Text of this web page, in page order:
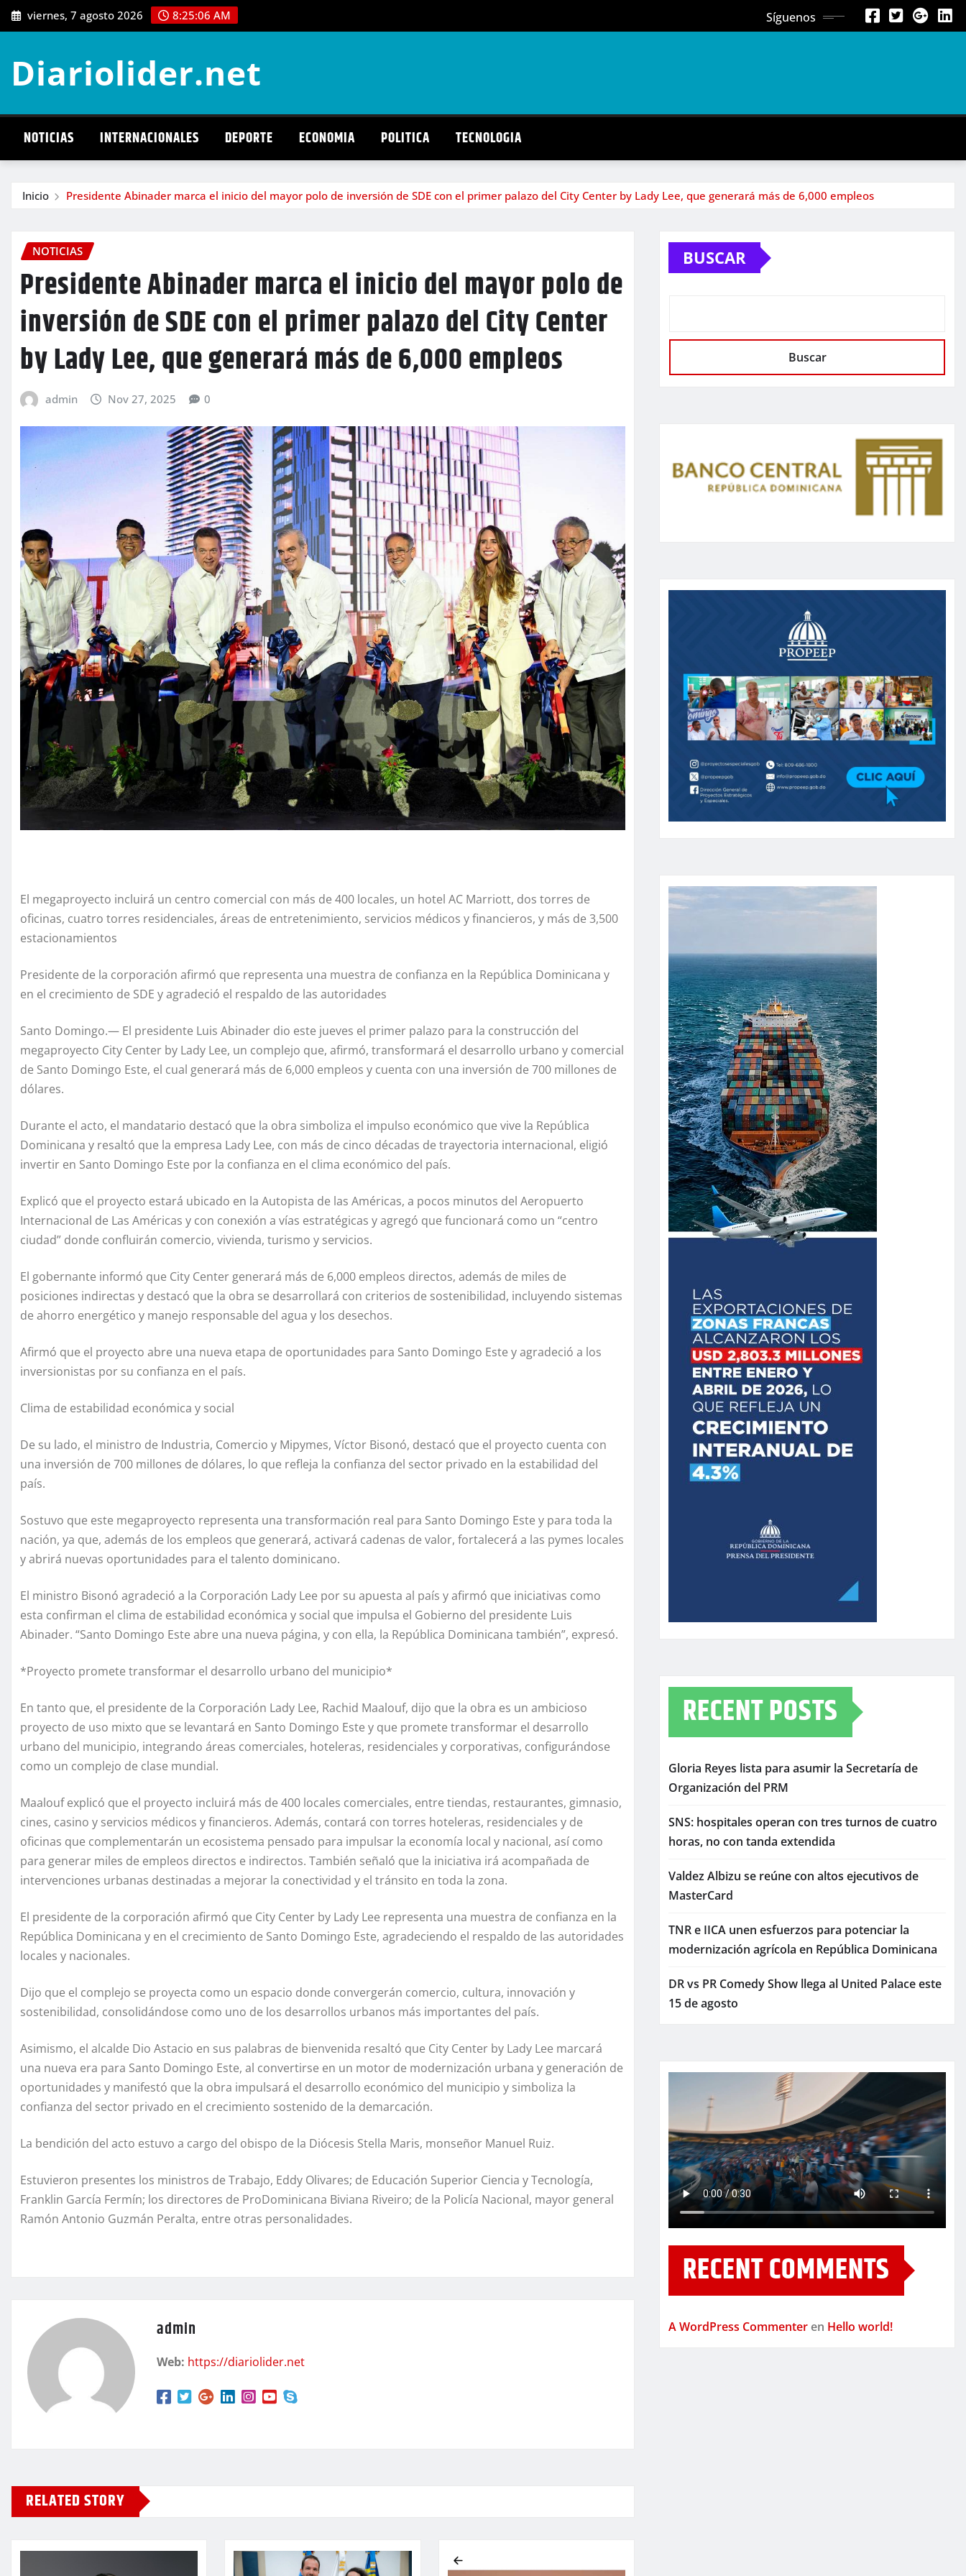
Saltar
al
viernes, 7 agosto 2026 8:25:07 AM Síguenos
Diariolider.net
NOTICIAS INTERNACIONALES DEPORTE ECONOMIA POLITICA TECNOLOGIA
Inicio Presidente Abinader marca el inicio del mayor polo de inversión de SDE con el primer palazo del City Center by Lady Lee, que generará más de 6,000 empleos
NOTICIAS
Presidente Abinader marca el inicio del mayor polo de
inversión de SDE con el primer palazo del City Center
by Lady Lee, que generará más de 6,000 empleos
admin Nov 27, 2025 0
El megaproyecto incluirá un centro comercial con más de 400 locales, un hotel AC Marriott, dos torres de
oficinas, cuatro torres residenciales, áreas de entretenimiento, servicios médicos y financieros, y más de 3,500
estacionamientos
Presidente de la corporación afirmó que representa una muestra de confianza en la República Dominicana y
en el crecimiento de SDE y agradeció el respaldo de las autoridades
Santo Domingo.— El presidente Luis Abinader dio este jueves el primer palazo para la construcción del
megaproyecto City Center by Lady Lee, un complejo que, afirmó, transformará el desarrollo urbano y comercial
de Santo Domingo Este, el cual generará más de 6,000 empleos y cuenta con una inversión de 700 millones de
dólares.
Durante el acto, el mandatario destacó que la obra simboliza el impulso económico que vive la República
Dominicana y resaltó que la empresa Lady Lee, con más de cinco décadas de trayectoria internacional, eligió
invertir en Santo Domingo Este por la confianza en el clima económico del país.
Explicó que el proyecto estará ubicado en la Autopista de las Américas, a pocos minutos del Aeropuerto
Internacional de Las Américas y con conexión a vías estratégicas y agregó que funcionará como un “centro
ciudad” donde confluirán comercio, vivienda, turismo y servicios.
El gobernante informó que City Center generará más de 6,000 empleos directos, además de miles de
posiciones indirectas y destacó que la obra se desarrollará con criterios de sostenibilidad, incluyendo sistemas
de ahorro energético y manejo responsable del agua y los desechos.
Afirmó que el proyecto abre una nueva etapa de oportunidades para Santo Domingo Este y agradeció a los
inversionistas por su confianza en el país.
Clima de estabilidad económica y social
De su lado, el ministro de Industria, Comercio y Mipymes, Víctor Bisonó, destacó que el proyecto cuenta con
una inversión de 700 millones de dólares, lo que refleja la confianza del sector privado en la estabilidad del
país.
Sostuvo que este megaproyecto representa una transformación real para Santo Domingo Este y para toda la
nación, ya que, además de los empleos que generará, activará cadenas de valor, fortalecerá a las pymes locales
y abrirá nuevas oportunidades para el talento dominicano.
El ministro Bisonó agradeció a la Corporación Lady Lee por su apuesta al país y afirmó que iniciativas como
esta confirman el clima de estabilidad económica y social que impulsa el Gobierno del presidente Luis
Abinader. “Santo Domingo Este abre una nueva página, y con ella, la República Dominicana también”, expresó.
*Proyecto promete transformar el desarrollo urbano del municipio*
En tanto que, el presidente de la Corporación Lady Lee, Rachid Maalouf, dijo que la obra es un ambicioso
proyecto de uso mixto que se levantará en Santo Domingo Este y que promete transformar el desarrollo
urbano del municipio, integrando áreas comerciales, hoteleras, residenciales y corporativas, configurándose
como un complejo de clase mundial.
Maalouf explicó que el proyecto incluirá más de 400 locales comerciales, entre tiendas, restaurantes, gimnasio,
cines, casino y servicios médicos y financieros. Además, contará con torres hoteleras, residenciales y de
oficinas que complementarán un ecosistema pensado para impulsar la economía local y nacional, así como
para generar miles de empleos directos e indirectos. También señaló que la iniciativa irá acompañada de
intervenciones urbanas destinadas a mejorar la conectividad y el tránsito en toda la zona.
El presidente de la corporación afirmó que City Center by Lady Lee representa una muestra de confianza en la
República Dominicana y en el crecimiento de Santo Domingo Este, agradeciendo el respaldo de las autoridades
locales y nacionales.
Dijo que el complejo se proyecta como un espacio donde convergerán comercio, cultura, innovación y
sostenibilidad, consolidándose como uno de los desarrollos urbanos más importantes del país.
Asimismo, el alcalde Dio Astacio en sus palabras de bienvenida resaltó que City Center by Lady Lee marcará
una nueva era para Santo Domingo Este, al convertirse en un motor de modernización urbana y generación de
oportunidades y manifestó que la obra impulsará el desarrollo económico del municipio y simboliza la
confianza del sector privado en el crecimiento sostenido de la demarcación.
La bendición del acto estuvo a cargo del obispo de la Diócesis Stella Maris, monseñor Manuel Ruiz.
Estuvieron presentes los ministros de Trabajo, Eddy Olivares; de Educación Superior Ciencia y Tecnología,
Franklin García Fermín; los directores de ProDominicana Biviana Riveiro; de la Policía Nacional, mayor general
Ramón Antonio Guzmán Peralta, entre otras personalidades.
admin
Web: https://diariolider.net
RELATED STORY
BUSCAR
Buscar
RECENT POSTS
Gloria Reyes lista para asumir la Secretaría de
Organización del PRM
SNS: hospitales operan con tres turnos de cuatro
horas, no con tanda extendida
Valdez Albizu se reúne con altos ejecutivos de
MasterCard
TNR e IICA unen esfuerzos para potenciar la
modernización agrícola en República Dominicana
DR vs PR Comedy Show llega al United Palace este
15 de agosto
RECENT COMMENTS
A WordPress Commenter en Hello world!